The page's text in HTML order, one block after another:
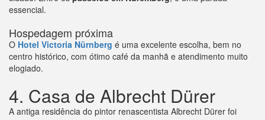
essencial.
Hospedagem próxima
O Hotel Victoria Nürnberg é uma excelente escolha, bem no
centro histórico, com ótimo café da manhã e atendimento muito
elogiado.
4. Casa de Albrecht Dürer
A antiga residência do pintor renascentista Albrecht Dürer foi